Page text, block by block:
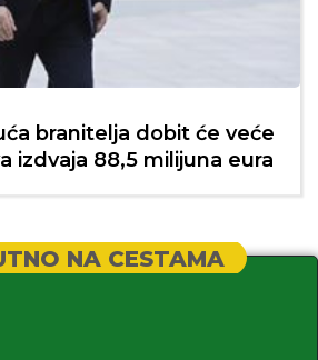
branitelja dobit će veće
izdvaja 88,5 milijuna eura
NA CESTAMA